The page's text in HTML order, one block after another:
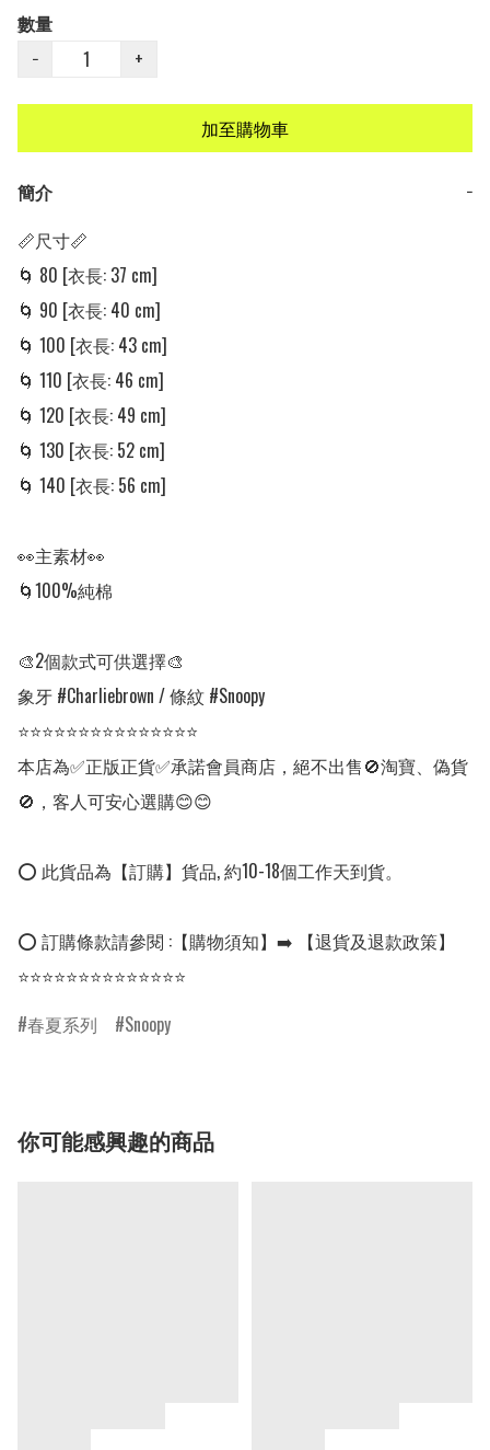
數量
−
+
加至購物車
簡介
−
📏尺寸📏
🌀 80 [衣長: 37 cm]
🌀 90 [衣長: 40 cm]
🌀 100 [衣長: 43 cm]
🌀 110 [衣長: 46 cm]
🌀 120 [衣長: 49 cm]
🌀 130 [衣長: 52 cm]
🌀 140 [衣長: 56 cm]
👀主素材👀
🌀100%純棉
🎨2個款式可供選擇🎨
象牙 #Charliebrown / 條紋 #Snoopy
⭐⭐⭐⭐⭐⭐⭐⭐⭐⭐⭐⭐⭐⭐⭐
本店為✅正版正貨✅承諾會員商店，絕不出售🚫淘寶、偽貨
🚫，客人可安心選購😊😊
⭕ 此貨品為【訂購】貨品, 約10-18個工作天到貨。
⭕ 訂購條款請參閱 :【購物須知】➡️ 【退貨及退款政策】
⭐⭐⭐⭐⭐⭐⭐⭐⭐⭐⭐⭐⭐⭐
春夏系列
Snoopy
你可能感興趣的商品